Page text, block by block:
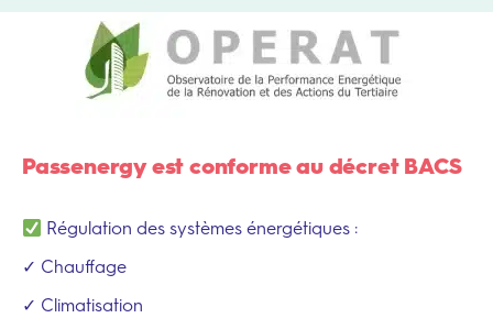
Passenergy est conforme au décret BACS
Régulation des systèmes énergétiques :
✓ Chauffage
✓ Climatisation